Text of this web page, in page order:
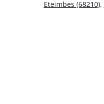
Eteimbes (68210),